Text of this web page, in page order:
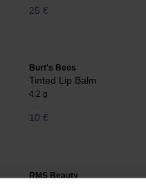
25 €
Burt's Bees
Tinted Lip Balm
4,2 g
10 €
RMS Beauty